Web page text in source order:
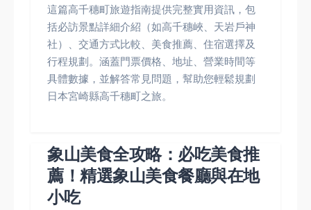
這篇高千穗町旅遊指南提供完整實用資訊，包
括必訪景點詳細介紹（如高千穗峽、天岩戶神
社）、交通方式比較、美食推薦、住宿選擇及
行程規劃。涵蓋門票價格、地址、營業時間等
具體數據，並解答常見問題，幫助您輕鬆規劃
日本宮崎縣高千穗町之旅。
象山美食全攻略：必吃美食推
薦！精選象山美食餐廳與在地
小吃